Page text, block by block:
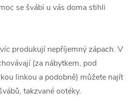
se švábi u vás doma stihli
produkují nepříjemný zápach. V
(za nábytkem, pod
linkou a podobně) můžete najít
takzvané ootéky.